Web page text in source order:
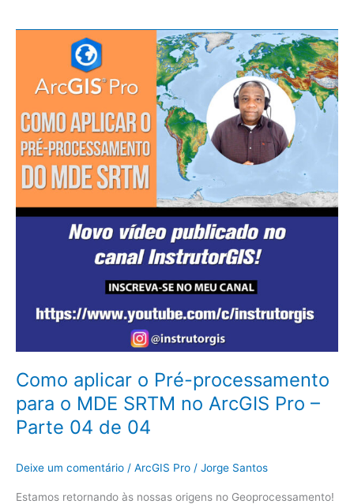
Como aplicar o Pré-processamento
para o MDE SRTM no ArcGIS Pro –
Parte 04 de 04
Deixe um comentário / ArcGIS Pro / Jorge Santos
Estamos retornando às nossas origens no Geoprocessamento!
Pré-
para
o
MDE
no
ArcGIS